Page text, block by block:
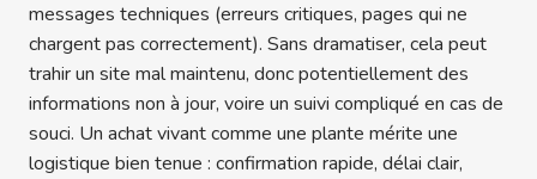
messages techniques (erreurs critiques, pages qui ne
chargent pas correctement). Sans dramatiser, cela peut
trahir un site mal maintenu, donc potentiellement des
informations non à jour, voire un suivi compliqué en cas de
souci. Un achat vivant comme une plante mérite une
logistique bien tenue : confirmation rapide, délai clair,